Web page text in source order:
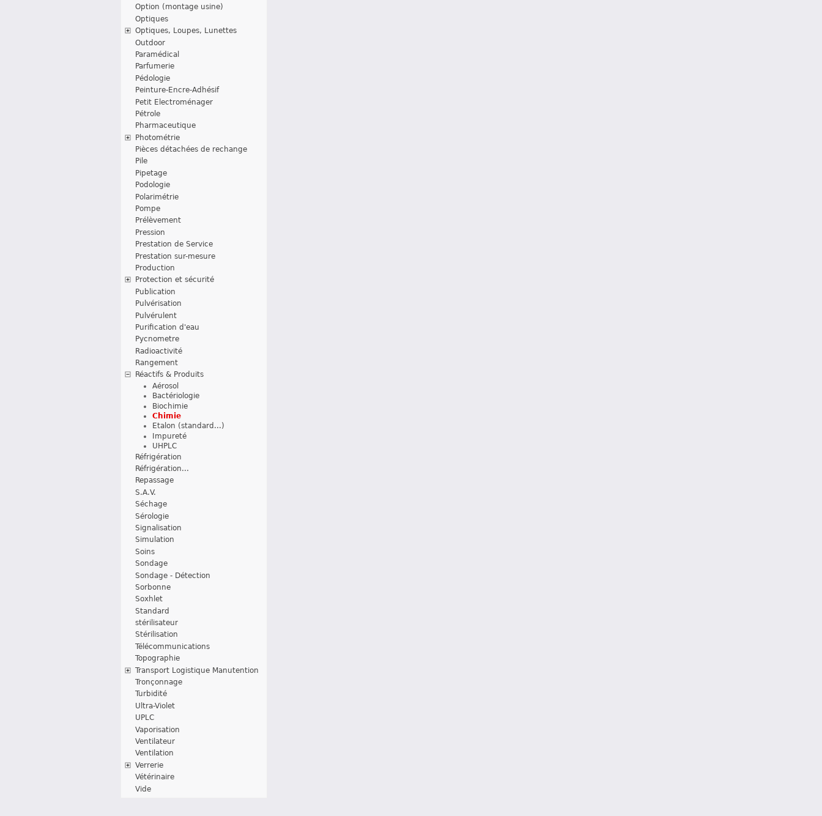
Option (montage usine)
Optiques
Optiques, Loupes, Lunettes
Outdoor
Paramédical
Parfumerie
Pédologie
Peinture-Encre-Adhésif
Petit Electroménager
Pétrole
Pharmaceutique
Photométrie
Pièces détachées de rechange
Pile
Pipetage
Podologie
Polarimétrie
Pompe
Prélèvement
Pression
Prestation de Service
Prestation sur-mesure
Production
Protection et sécurité
Publication
Pulvérisation
Pulvérulent
Purification d'eau
Pycnometre
Radioactivité
Rangement
Réactifs & Produits
Aérosol
Bactériologie
Biochimie
Chimie
Etalon (standard...)
Impureté
UHPLC
Réfrigération
Réfrigération...
Repassage
S.A.V.
Séchage
Sérologie
Signalisation
Simulation
Soins
Sondage
Sondage - Détection
Sorbonne
Soxhlet
Standard
stérilisateur
Stérilisation
Télécommunications
Topographie
Transport Logistique Manutention
Tronçonnage
Turbidité
Ultra-Violet
UPLC
Vaporisation
Ventilateur
Ventilation
Verrerie
Vétérinaire
Vide